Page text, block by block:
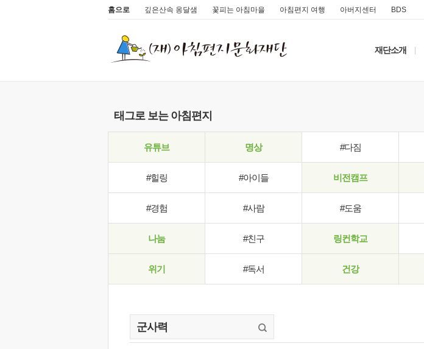
홈으로 깊은산속 옹달샘 꽃피는 아침마을 아침편지 여행 아버지센터 BDS
재단소개
태그로 보는 아침편지
유튜브 명상 #다짐
#힐링 #아이들 비전캠프
#경험 #사람 #도움
나눔 #친구 링컨학교
위기 #독서 건강